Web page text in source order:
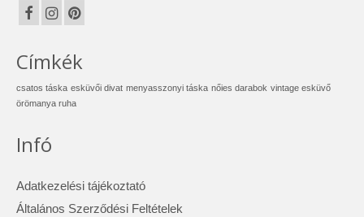
Címkék
csatos táska esküvői divat menyasszonyi táska nőies darabok vintage esküvő
örömanya ruha
Infó
Adatkezelési tájékoztató
Általános Szerződési Feltételek